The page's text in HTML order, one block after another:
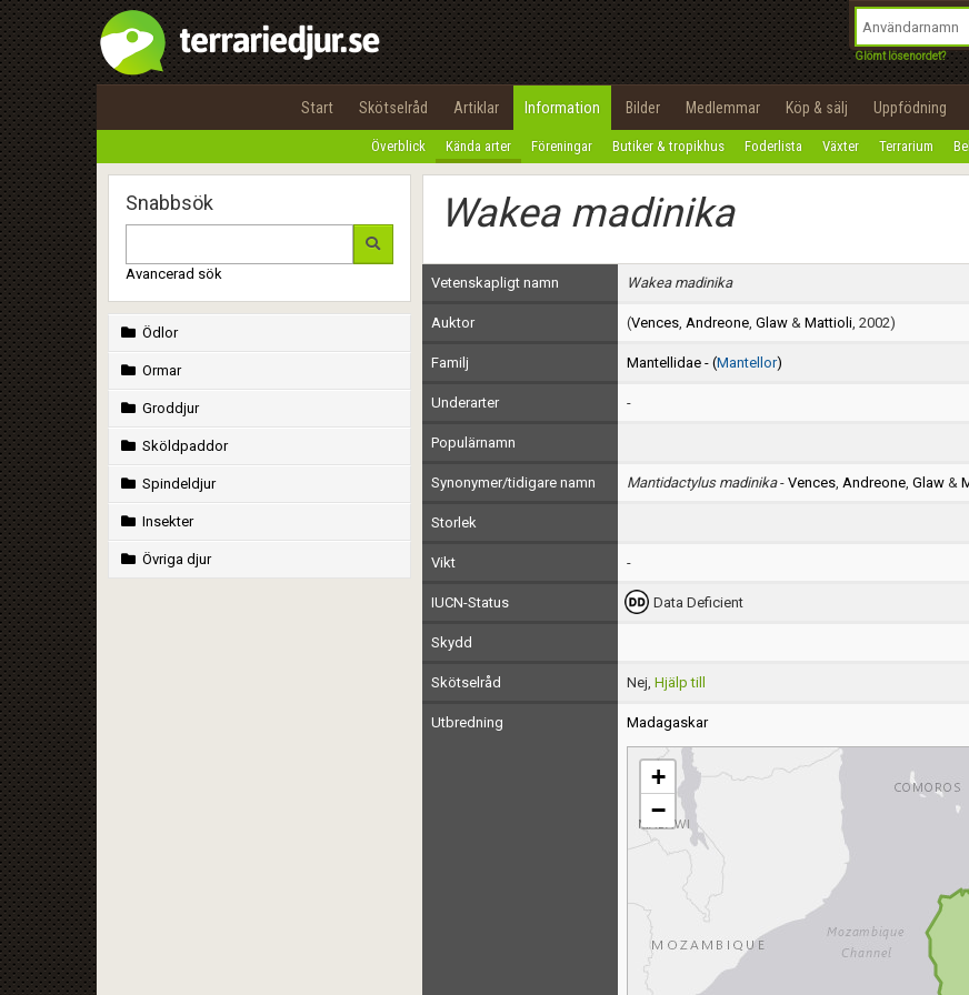
Glömt lösenordet?
Start Skötselråd Artiklar Information Bilder Medlemmar Köp & sälj Uppfödning
Överblick Kända arter Föreningar Butiker & tropikhus Foderlista Växter Terrarium
Snabbsök
Avancerad sök
Ödlor
Ormar
Groddjur
Sköldpaddor
Spindeldjur
Insekter
Övriga djur
Wakea madinika
Vetenskapligt namn Wakea madinika
Auktor (Vences, Andreone, Glaw& Mattioli, 2002)
Familj Mantellidae - (Mantellor)
Underarter -
Populärnamn
Synonymer/tidigare namn Mantidactylus madinika- Vences, Andreone, Glaw&
Storlek
Vikt -
IUCN-Status Data Deficient
Skydd
Skötselråd Nej, Hjälp till
Utbredning Madagaskar
+
−
Utför
100%
OK
integritetspolicy
Namn:
Epost:
Användarnamn:
Lösenord:
Privacy Policy
Terms of Service
Begär nytt lösenord
Tillbaka till förstasidan